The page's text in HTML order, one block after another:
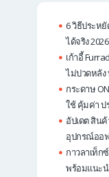
6 วิธีประห
ได้จริง 2026
เก้าอี้
ไม่ปวดหลัง
กระดาษ
ใช้ คุ้มค่า ป
อัปเดต สินค้
อุปกรณ์ออ
กาวลาเท็ก
พร้อมแนะ